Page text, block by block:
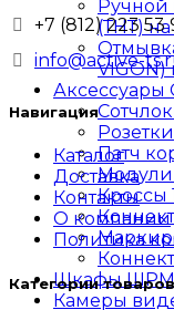
Ручной
(ТНТ)
VIGON)
Аксессуары
Розетки
Патч
Модули
Кроссы
Шкафы ШРМ
Камеры
+7 (812) 223 53
info@active-
Навигация
Каталог
Доставка
Контакты
О компании
Политика
Категории товаров